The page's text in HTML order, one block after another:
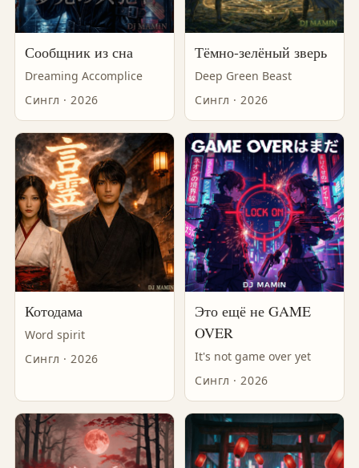
Сообщник из сна
Dreaming Accomplice
Сингл · 2026
Тёмно-зелёный зверь
Deep Green Beast
Сингл · 2026
Котодама
Word spirit
Сингл · 2026
Это ещё не GAME
OVER
It's not game over yet
Сингл · 2026